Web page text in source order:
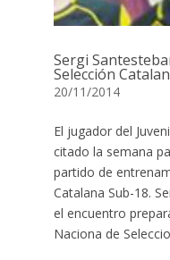
Sergi
Selección
20/11/2014
El jugador del
citado la semana
partido de
Catalana Sub-18.
el encuentro
Naciona de